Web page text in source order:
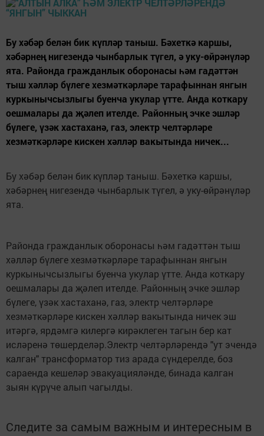
Бу хәбәр белән бик күпләр таныш. Бәхеткә каршы,
хәбәрнең нигезендә чынбарлык түгел, ә уку-өйрәнүләр
ята. Районда гражданлык оборонасы һәм гадәттән
тыш хәлләр бүлеге хезмәткәрләре тарафыннан янгын
куркынычсызлыгы буенча укулар үтте. Анда коткару
оешмалары да җәлеп ителде. Районның эчке эшләр
бүлеге, үзәк хастаханә, газ, электр челтәрләре
хезмәткәрләре кискен хәлләр вакытында ничек...
Бу хәбәр белән бик күпләр таныш. Бәхеткә каршы,
хәбәрнең нигезендә чынбарлык түгел, ә уку-өйрәнүләр
ята.
Районда гражданлык оборонасы һәм гадәттән тыш
хәлләр бүлеге хезмәткәрләре тарафыннан янгын
куркынычсызлыгы буенча укулар үтте. Анда коткару
оешмалары да җәлеп ителде. Районның эчке эшләр
бүлеге, үзәк хастаханә, газ, электр челтәрләре
хезмәткәрләре кискен хәлләр вакытында ничек эш
итәргә, ярдәмгә килергә кирәклеген тагын бер кат
исләренә төшерделәр.Электр челтәрләрендә "ут эчендә
калган" трансформатор тиз арада сүндерелде, боз
сараенда кешеләр эвакуацияләнде, бинада калган
зыян күрүче алып чагылды.
Следите за самым важным и интересным в